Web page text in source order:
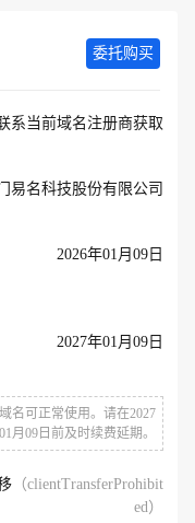
系当前域名注册商获取
委托购买
易名科技股份有限公司
2026年01月09日
2027年01月09日
名可正常使用。请在2027
月09日前及时续费延期。
（clientTransferProhibit
ed）